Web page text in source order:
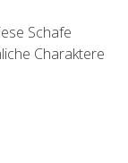
Schafe
Charaktere